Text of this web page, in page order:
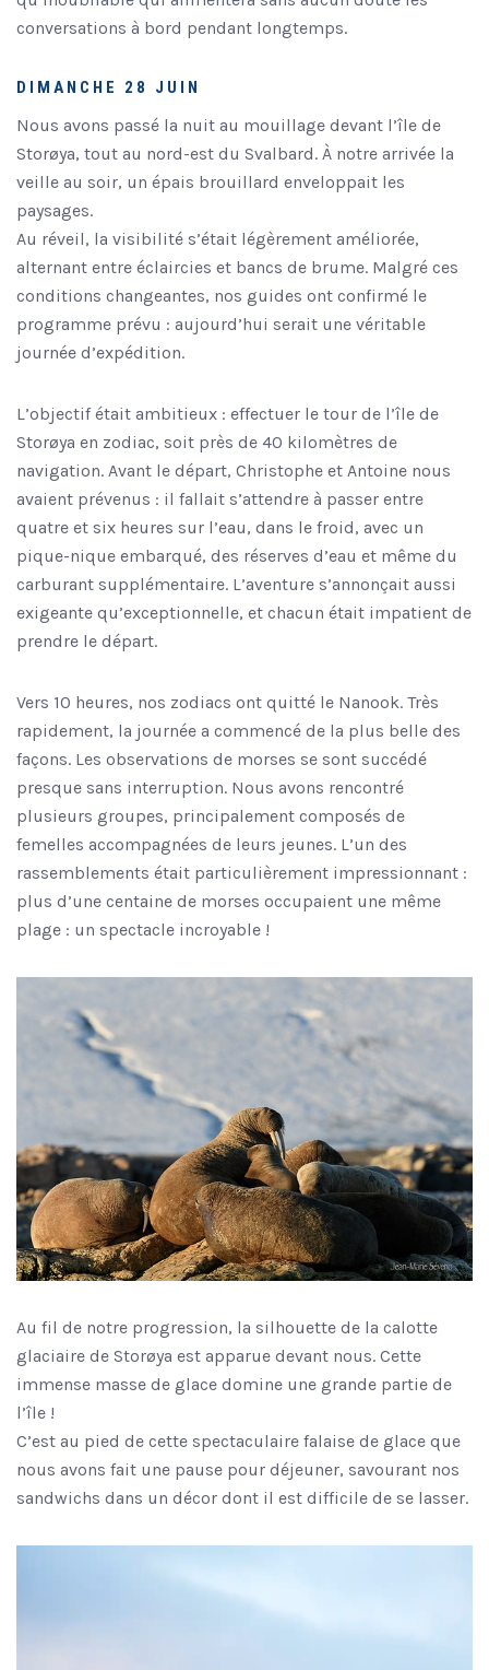
conversations à bord pendant longtemps.
DIMANCHE 28 JUIN
Nous avons passé la nuit au mouillage devant l’île de
Storøya, tout au nord-est du Svalbard. À notre arrivée la
veille au soir, un épais brouillard enveloppait les
paysages.
Au réveil, la visibilité s’était légèrement améliorée,
alternant entre éclaircies et bancs de brume. Malgré ces
conditions changeantes, nos guides ont confirmé le
programme prévu : aujourd’hui serait une véritable
journée d’expédition.
L’objectif était ambitieux : effectuer le tour de l’île de
Storøya en zodiac, soit près de 40 kilomètres de
navigation. Avant le départ, Christophe et Antoine nous
avaient prévenus : il fallait s’attendre à passer entre
quatre et six heures sur l’eau, dans le froid, avec un
pique-nique embarqué, des réserves d’eau et même du
carburant supplémentaire. L’aventure s’annonçait aussi
exigeante qu’exceptionnelle, et chacun était impatient de
prendre le départ.
Vers 10 heures, nos zodiacs ont quitté le Nanook. Très
rapidement, la journée a commencé de la plus belle des
façons. Les observations de morses se sont succédé
presque sans interruption. Nous avons rencontré
plusieurs groupes, principalement composés de
femelles accompagnées de leurs jeunes. L’un des
rassemblements était particulièrement impressionnant :
plus d’une centaine de morses occupaient une même
plage : un spectacle incroyable !
Au fil de notre progression, la silhouette de la calotte
glaciaire de Storøya est apparue devant nous. Cette
immense masse de glace domine une grande partie de
l’île !
C’est au pied de cette spectaculaire falaise de glace que
nous avons fait une pause pour déjeuner, savourant nos
sandwichs dans un décor dont il est difficile de se lasser.